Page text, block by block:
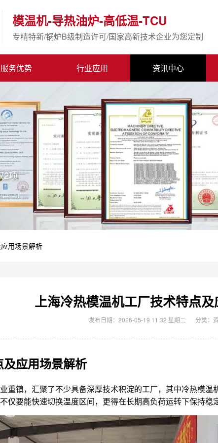
模温机-导热油炉-高低温-TCU
专精特新/锅炉B级制造许可/国家高新技术企业为您定制
服务优势 行业应用 资讯中心
2项
用场景解析
上海冷热模温机工厂技术特点
发布日期：2026-05-19 11:32 星期二 分类：
应用场景解析
重镇，汇聚了不少具备深厚技术积淀的工厂，其中冷热模
仅要能快速切换温度区间，更得在长期高负荷运转下保持稳